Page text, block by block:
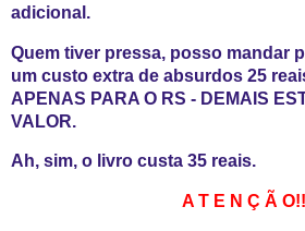
adicional.
Quem tiver pressa, posso mandar
um custo extra de absurdos 25
APENAS PARA O RS - DEMAIS
VALOR.
Ah, sim, o livro custa 35 reais.
A T E N Ç Ã O!!